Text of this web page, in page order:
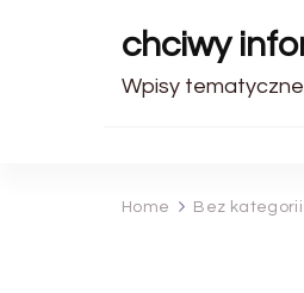
chciwy
Wpisy tematyczne
Home Bez kategorii